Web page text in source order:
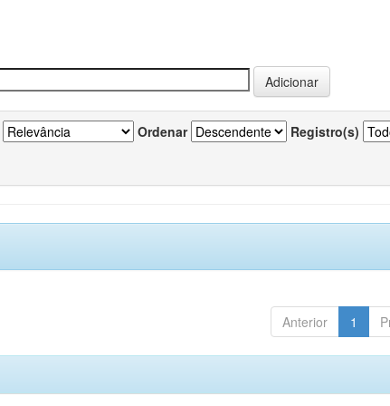
Ordenar Registro(s)
Anterior 1